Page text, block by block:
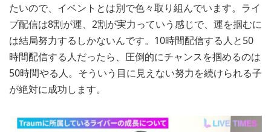
たいので、イベントとは別で色々取り組んでいます。ライ
ブ配信は8割が運、2割が実力っていう感じで、運を掴むに
は結局努力するしかないんです。10時間配信する人と50
時間配信する人だったら、圧倒的にチャンスを掴めるのは
50時間やる人。そういう目に見えない努力を続けられる子
が絶対に成功します。